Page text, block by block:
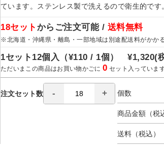
ています。ステンレス製で洗えるので衛生的です
18セット からご注文可能 / 送料無料
※北海道・沖縄県・離島・一部地域は別途配送料がかか
1セット12個入（¥110 / 1個）¥1,320(
ただいまこの商品はお買い物かごに0 セット入っていま
注文セット数 個数
商品金額（税
送料（税込）